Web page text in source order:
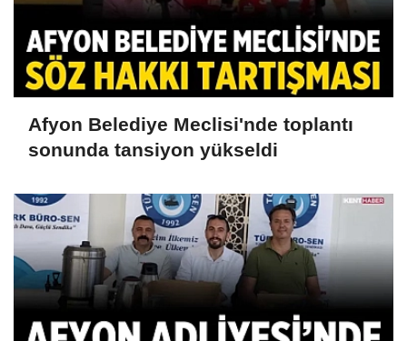
Afyon Belediye Meclisi'nde toplantı
sonunda tansiyon yükseldi